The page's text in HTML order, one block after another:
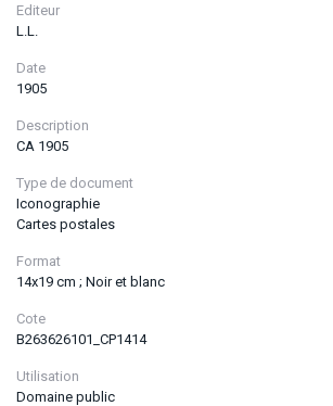
Editeur
L.L.
Date
1905
Description
CA 1905
Type de document
Iconographie
Cartes postales
Format
14x19 cm ; Noir et blanc
Cote
B263626101_CP1414
Utilisation
Domaine public